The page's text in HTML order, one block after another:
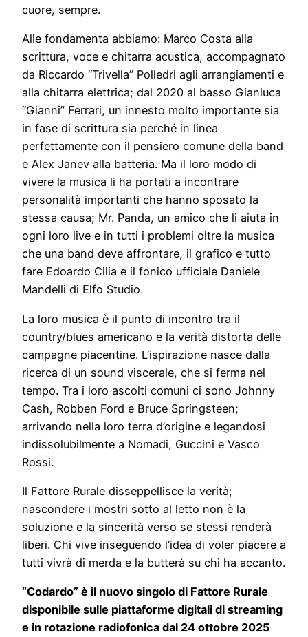
cuore, sempre.
Alle fondamenta abbiamo: Marco Costa alla
scrittura, voce e chitarra acustica, accompagnato
da Riccardo “Trivella” Polledri agli arrangiamenti e
alla chitarra elettrica; dal 2020 al basso Gianluca
“Gianni” Ferrari, un innesto molto importante sia
in fase di scrittura sia perché in linea
perfettamente con il pensiero comune della band
e Alex Janev alla batteria. Ma il loro modo di
vivere la musica li ha portati a incontrare
personalità importanti che hanno sposato la
stessa causa; Mr. Panda, un amico che li aiuta in
ogni loro live e in tutti i problemi oltre la musica
che una band deve affrontare, il grafico e tutto
fare Edoardo Cilia e il fonico ufficiale Daniele
Mandelli di Elfo Studio.
La loro musica è il punto di incontro tra il
country/blues americano e la verità distorta delle
campagne piacentine. L’ispirazione nasce dalla
ricerca di un sound viscerale, che si ferma nel
tempo. Tra i loro ascolti comuni ci sono Johnny
Cash, Robben Ford e Bruce Springsteen;
arrivando nella loro terra d’origine e legandosi
indissolubilmente a Nomadi, Guccini e Vasco
Rossi.
Il Fattore Rurale disseppellisce la verità;
nascondere i mostri sotto al letto non è la
soluzione e la sincerità verso se stessi renderà
liberi. Chi vive inseguendo l’idea di voler piacere a
tutti vivrà di merda e la butterà su chi ha accanto.
“Codardo” è il nuovo singolo di Fattore Rurale
disponibile sulle piattaforme digitali di streaming
e in rotazione radiofonica dal 24 ottobre 2025